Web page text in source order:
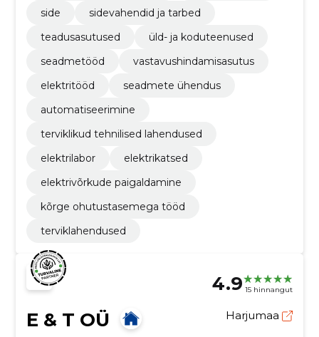
side
sidevahendid ja tarbed
teadusasutused
üld- ja koduteenused
seadmetööd
vastavushindamisasutus
elektritööd
seadmete ühendus
automatiseerimine
terviklikud tehnilised lahendused
elektrilabor
elektrikatsed
elektrivõrkude paigaldamine
kõrge ohutustasemega tööd
terviklahendused
4.9 15 hinnangut
E & T OÜ Harjumaa